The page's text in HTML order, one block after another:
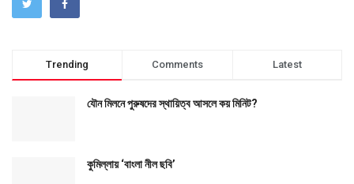
Trending Comments Latest
যৌন মিলনে পুরুষদের স্থায়িত্ব আসলে কয় মিনিট?
কুমিল্লায় ‘বাংলা নীল ছবি’